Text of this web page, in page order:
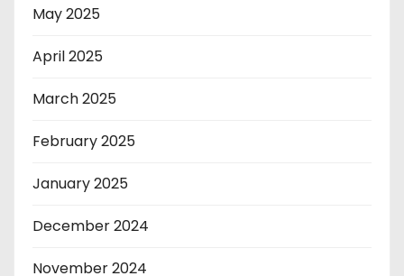
May 2025
April 2025
March 2025
February 2025
January 2025
December 2024
November 2024